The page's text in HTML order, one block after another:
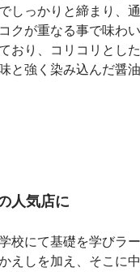
しっかりと締まり、
クが重なる事で味わ
おり、コリコリとし
と強く染み込んだ醤
人気店に
校にて基礎を学びラ
えしを加え、そこに